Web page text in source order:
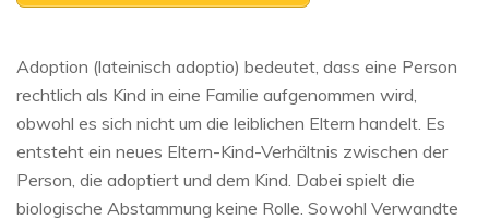
Adoption (lateinisch adoptio) bedeutet, dass eine Person
rechtlich als Kind in eine Familie aufgenommen wird,
obwohl es sich nicht um die leiblichen Eltern handelt. Es
entsteht ein neues Eltern-Kind-Verhältnis zwischen der
Person, die adoptiert und dem Kind. Dabei spielt die
biologische Abstammung keine Rolle. Sowohl Verwandte